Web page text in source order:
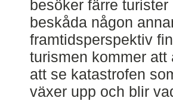
besöker färre
beskåda någon
framtidsperspektiv
turismen kommer att
att se katastrofen
växer upp och blir